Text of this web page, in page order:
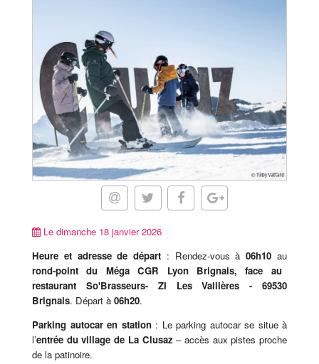
Le dimanche 18 janvier 2026
Heure et adresse de départ : Rendez-vous à06h10 au
rond-point du Méga CGR Lyon Brignais, face au
restaurant So'Brasseurs- ZI Les Vallières - 69530
Brignais. Départ à 06h20.
Parking autocar en station : Le parking autocar se situe à
l’entrée du village de La Clusaz – accès aux pistes proche
de la patinoire.